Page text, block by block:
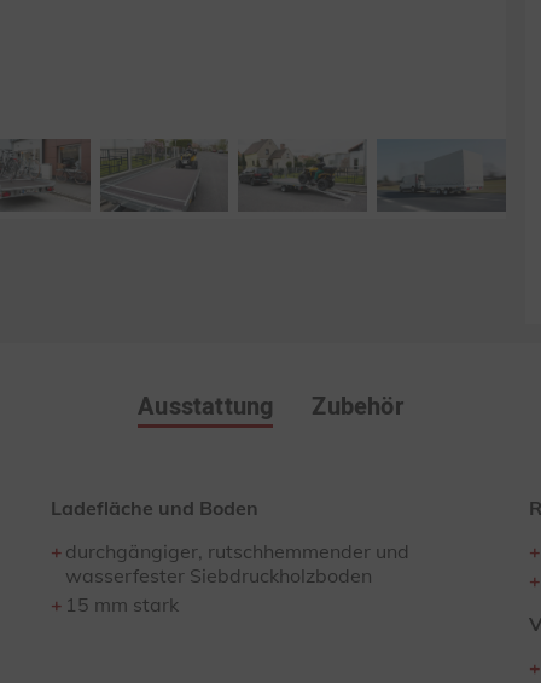
Ausstattung Zubehör
Ladefläche und Boden
durchgängiger, rutschhemmender und
wasserfester Siebdruckholzboden
15 mm stark